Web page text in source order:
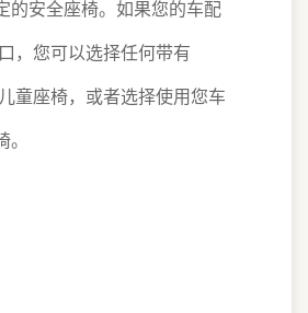
的安全座椅。如果您的车配
，您可以选择任何带有
童座椅，或者选择使用您车